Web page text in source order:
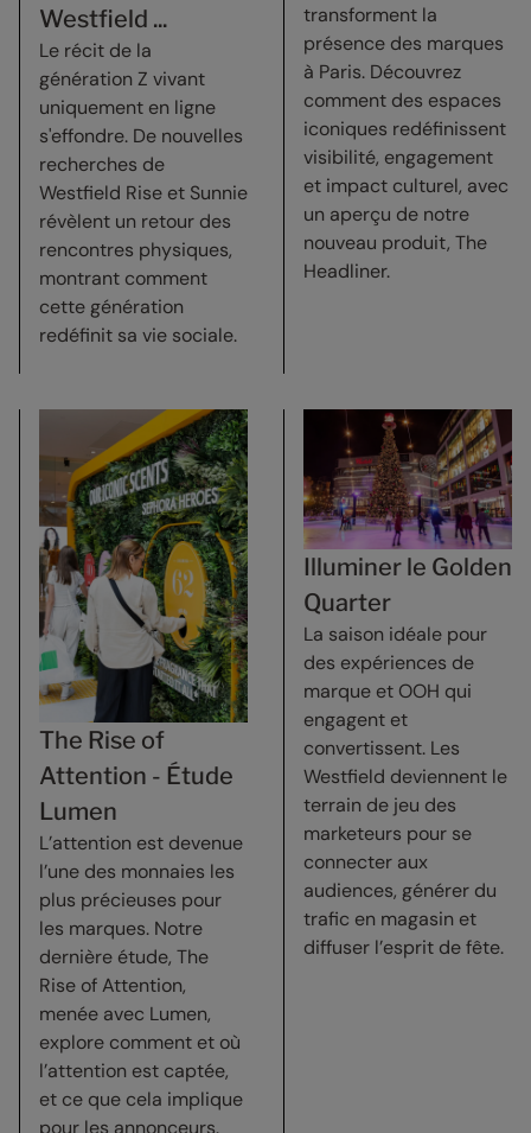
Westfield ...
Le récit de la
génération Z vivant
uniquement en ligne
s'effondre. De nouvelles
recherches de
Westfield Rise et Sunnie
révèlent un retour des
rencontres physiques,
montrant comment
cette génération
redéfinit sa vie sociale.
transforment la
présence des marques
à Paris. Découvrez
comment des espaces
iconiques redéfinissent
visibilité, engagement
et impact culturel, avec
un aperçu de notre
nouveau produit, The
Headliner.
The Rise of
Attention - Étude
Lumen
L’attention est devenue
l’une des monnaies les
plus précieuses pour
les marques. Notre
dernière étude, The
Rise of Attention,
menée avec Lumen,
explore comment et où
l’attention est captée,
et ce que cela implique
Illuminer le Golden
Quarter
La saison idéale pour
des expériences de
marque et OOH qui
engagent et
convertissent. Les
Westfield deviennent le
terrain de jeu des
marketeurs pour se
connecter aux
audiences, générer du
trafic en magasin et
diffuser l’esprit de fête.